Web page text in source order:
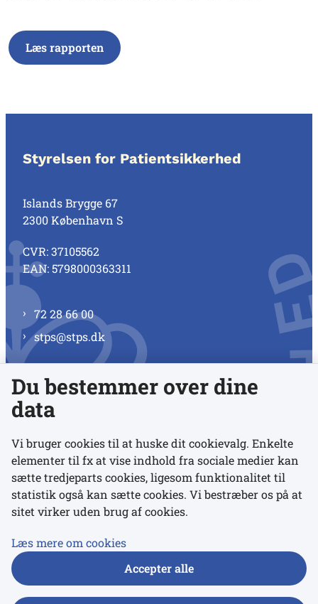
Læs rapporten
Styrelsen for Patientsikkerhed
Islands Brygge 67
2300 København S
CVR: 37105562
EAN: 5798000363311
72 28 66 00
stps@stps.dk
Se alle kontaktnumre
Links
Udgivelser
Du bestemmer over dine
data
Vi bruger cookies til at huske dit cookievalg. Enkelte
elementer til fx at vise indhold fra sociale medier kan
sætte tredjeparts cookies, ligesom funktionalitet til
statistik også kan sætte cookies. Vi bestræber os på at
sitet virker uden brug af cookies.
Læs mere om cookies
Accepter alle